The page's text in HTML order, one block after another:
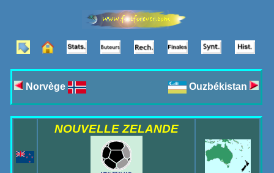
Norvège Ouzbékistan
NOUVELLE ZELANDE